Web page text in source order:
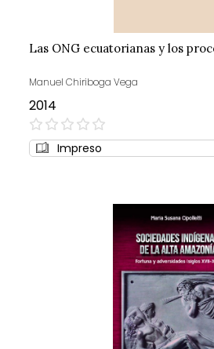
Las ONG ecuatorianas y los
Manuel Chiriboga Vega
2014
0%
Impreso